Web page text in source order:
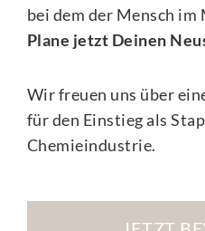
bei dem der Mensch
Plane jetzt Deinen
Wir freuen uns über
für den Einstieg als
Chemieindustrie.